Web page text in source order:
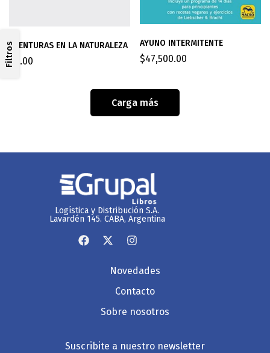
FiltrosAVENTURAS EN LA NATURALEZA
$ 0.00
AYUNO INTERMITENTE
$47,500.00
Carga más
Logística y Distribución S.A.
Lavardén 145. CABA, Argentina
Novedades
Contacto
Sobre nosotros
Suscribite a nuestro newsletter